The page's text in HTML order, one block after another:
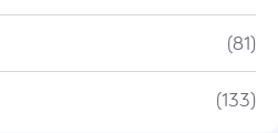
(81)
(133)